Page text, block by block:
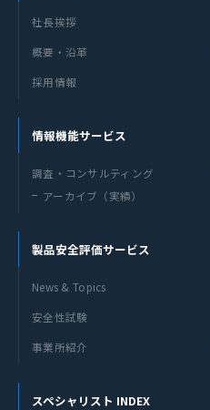
社長挨拶
概要・沿革
採用情報
情報機能サービス
調査・コンサルティング
アーカイブ（実績）
製品安全評価サービス
News & Topics
安全性試験
事業所紹介
スペシャリスト INDEX